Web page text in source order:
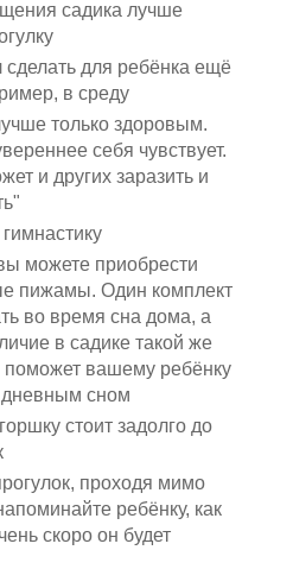
садика лучше
для ребёнка ещё
в среду
только здоровым.
себя чувствует.
и других заразить и
можете приобрести
пижамы. Один комплект
во время сна дома, а
в садике такой же
вашему ребёнку
дневным сном
стоит задолго до
проходя мимо
ребёнку, как
скоро он будет